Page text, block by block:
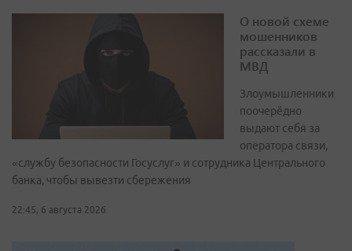
О новой схеме
мошенников
рассказали в
МВД
Злоумышленники
поочерёдно
выдают себя за
оператора связи,
«службу безопасности Госуслуг» и сотрудника Центрального
банка, чтобы вывезти сбережения
22:45, 6 августа 2026